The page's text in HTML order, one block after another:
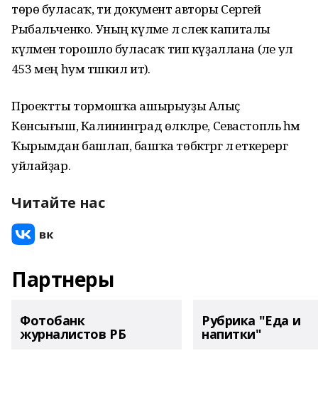
төрө буласаҡ, ти документ авторы Сергей
Рыбальченко. Уның күләме лә әсәлек капиталы
күләменә торошло буласаҡ тип күҙаллана (әле ул
453 мең һум тәшкил итә).
Проектты тормошҡа ашырыуҙы Алыҫ
Көнсығыш, Калининград өлкәләре, Севастопль һәм
Ҡырымдан башлап, башҡа төбәктәргә лә еткерергә
уйлайҙар.
Читайте нас
Партнеры
Фотобанк
журналистов РБ
Рубрика "Еда и
напитки"